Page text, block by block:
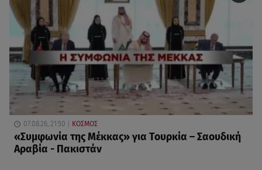
07.08.26, 21:50 ΚΟΣΜΟΣ
«Συμφωνία της Μέκκας» για Τουρκία – Σαουδική
Αραβία - Πακιστάν